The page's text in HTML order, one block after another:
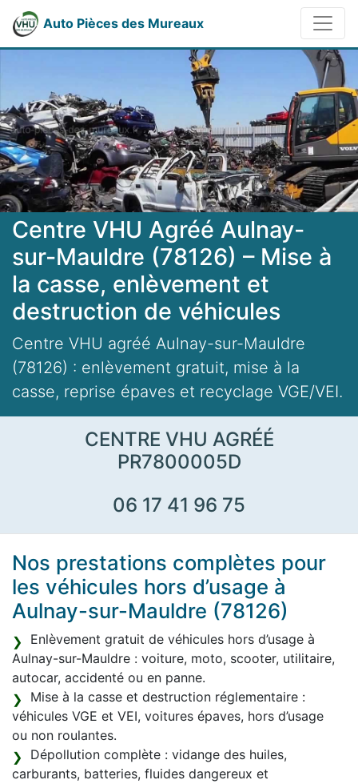
Auto Pièces des Mureaux
Centre VHU Agréé Aulnay-
sur-Mauldre (78126) – Mise à
la casse, enlèvement et
destruction de véhicules
Centre VHU agréé Aulnay-sur-Mauldre
(78126) : enlèvement gratuit, mise à la
casse, reprise épaves et recyclage VGE/VEI.
CENTRE VHU AGRÉÉ
PR7800005D
06 17 41 96 75
Nos prestations complètes pour
les véhicules hors d’usage à
Aulnay-sur-Mauldre (78126)
Enlèvement gratuit de véhicules hors d’usage à
Aulnay-sur-Mauldre : voiture, moto, scooter, utilitaire,
autocar, accidenté ou en panne.
Mise à la casse et destruction réglementaire :
véhicules VGE et VEI, voitures épaves, hors d’usage
ou non roulantes.
Dépollution complète : vidange des huiles,
carburants, batteries, fluides dangereux et